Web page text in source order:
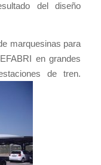
del diseño
marquesinas para
en grandes
de tren.